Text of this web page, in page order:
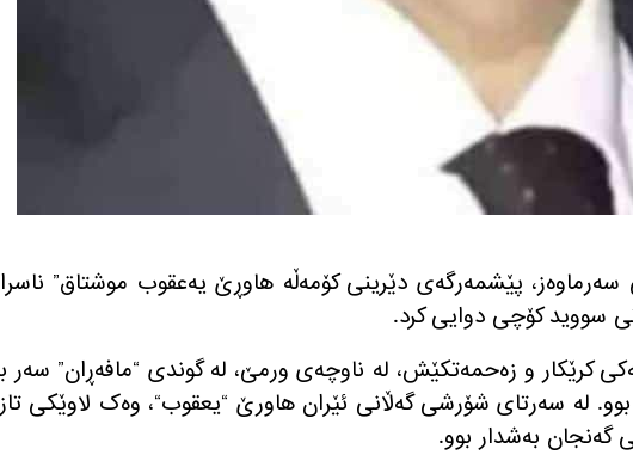
”
سووید کۆچی دوایی کرد.
كرێكار و زەحمەتکێش، لە ناوچەی ورمێ، لە گوندی “مافەڕان” سەر
. لە سەرتای شۆرشی گەڵانی ئێران ھاورێ “یعقوب“، وەک لاوێکی
گەنجان بەشدار بوو.